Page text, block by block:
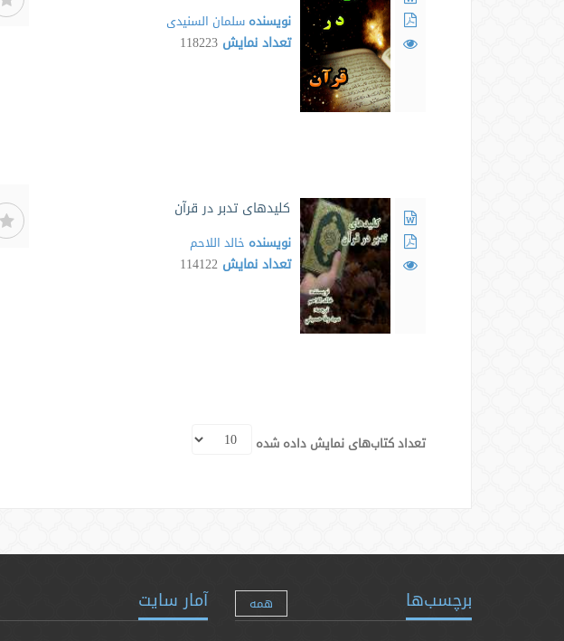
نویسنده سلمان السنیدی
تعداد نمایش 118223
کلیدهای تدبر در قرآن
نویسنده خالد اللاحم
تعداد نمایش 114122
تعداد کتاب‌های نمایش داده شده
برچسب‌ها همه آمار سایت